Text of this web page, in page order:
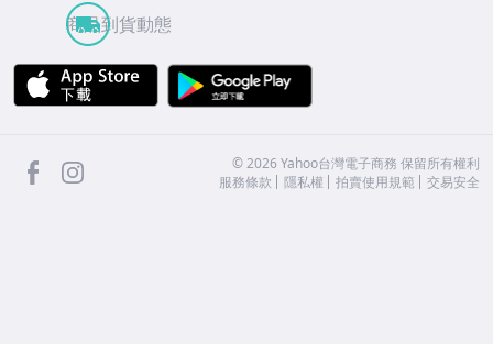
商品到貨動態
APP Store
facebook ©2026 Yahoo台灣電子商務 保留所有權利
服務條款
隱私權 拍賣使用規範 交易安全